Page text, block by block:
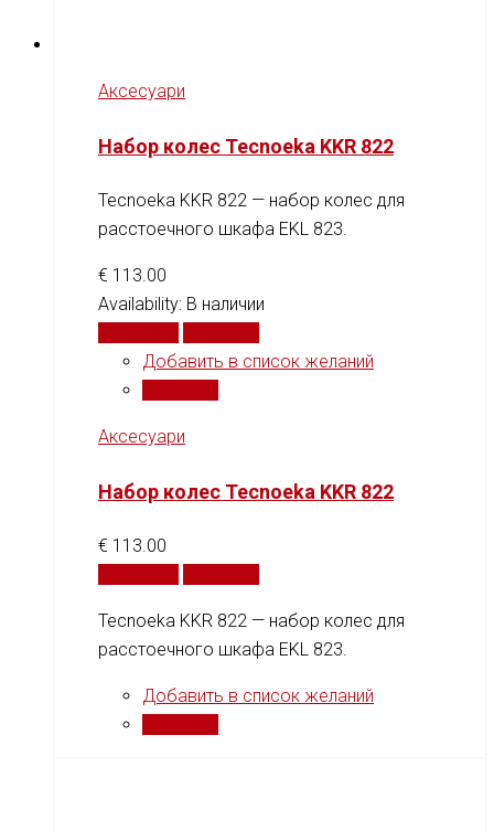
Аксесуари
Набор колес Tecnoeka KKR 822
Tecnoeka KKR 822 — набор колес для
расстоечного шкафа EKL 823.
€ 113.00
Availability: В наличии
Добавить в список желаний
Аксесуари
Набор колес Tecnoeka KKR 822
€ 113.00
Tecnoeka KKR 822 — набор колес для
расстоечного шкафа EKL 823.
Добавить в список желаний